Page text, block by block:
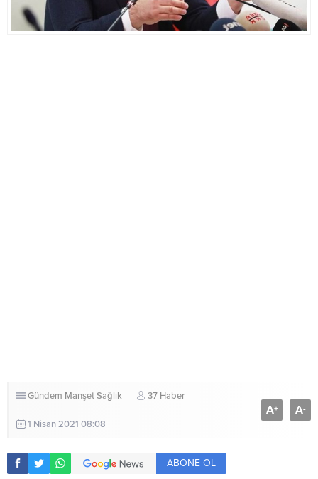
Gündem ManşetSağlık 37 Haber
1 Nisan 2021 08:08
A+ A-
ABONE OL